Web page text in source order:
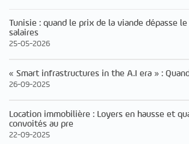
Tunisie : quand le prix de la viande dépasse
salaires
25-05-2026
« Smart infrastructures in the A.I era » :
26-09-2025
Location immobilière : Loyers en hausse et
convoités au pre
22-09-2025